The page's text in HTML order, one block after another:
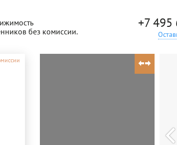
без комиссии.
+7